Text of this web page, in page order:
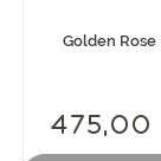
Golden Rose
475,00